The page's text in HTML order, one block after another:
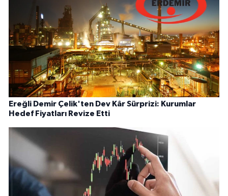
Ereğli Demir Çelik'ten Dev Kâr Sürprizi: Kurumlar
Hedef Fiyatları Revize Etti